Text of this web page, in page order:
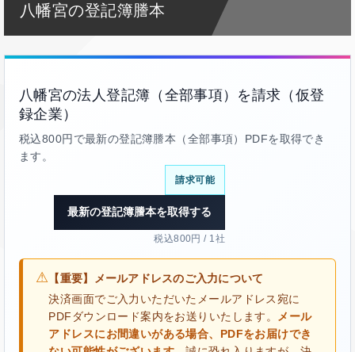
八幡宮の登記簿謄本
八幡宮の法人登記簿（全部事項）を請求（仮登
録企業）
税込800円で最新の登記簿謄本（全部事項）PDFを取得でき
ます。
請求可能
最新の登記簿謄本を取得する
税込800円 / 1社
⚠ 【重要】メールアドレスのご入力について
決済画面でご入力いただいたメールアドレス宛に
PDFダウンロード案内をお送りいたします。
メール
アドレスにお間違いがある場合、PDFをお届けでき